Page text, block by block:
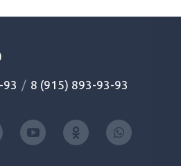
93 / 8 (915) 893-93-93